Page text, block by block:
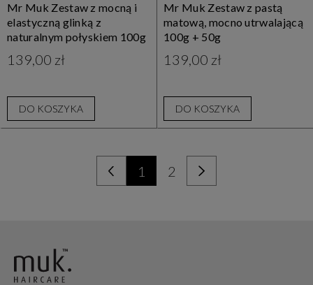
Mr Muk Zestaw z mocną i
elastyczną glinką z
naturalnym połyskiem 100g
139,00 zł
DO KOSZYKA
Mr Muk Zestaw z pastą
matową, mocno utrwalającą
100g + 50g
139,00 zł
DO KOSZYKA
1 2